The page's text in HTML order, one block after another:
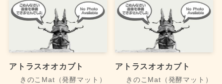
アトラスオオカブト
きのこMat（発酵マット）
アトラスオオカブト
きのこMat（発酵マット）